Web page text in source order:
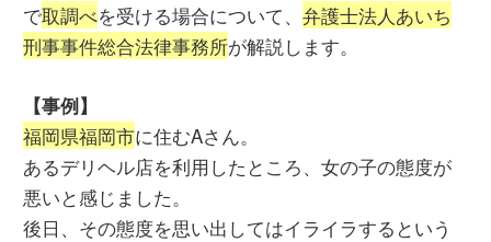
で取調べを受ける場合について、弁護士法人あいち
刑事事件総合法律事務所が解説します。
【事例】
福岡県福岡市に住むAさん。
あるデリヘル店を利用したところ、女の子の態度が
悪いと感じました。
後日、その態度を思い出してはイライラするという